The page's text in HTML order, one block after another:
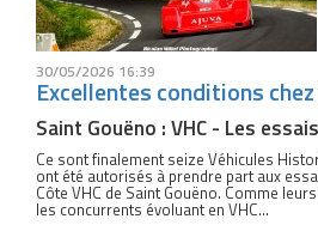
30/05/2026 16:39
Excellentes conditions
Saint Gouëno : VHC - Les essais
Ce sont finalement seize Véhicules
ont été autorisés à prendre part aux
Côte VHC de Saint Gouëno. Comme
les concurrents évoluant en VHC...